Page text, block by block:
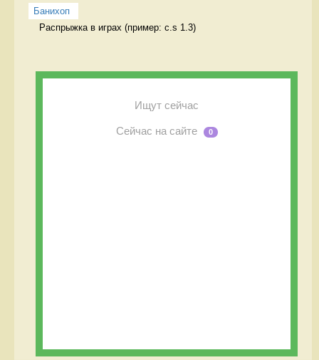
Банихоп
Распрыжка в играх (пример: c.s 1.3)
Ищут сейчас
Сейчас на сайте 0